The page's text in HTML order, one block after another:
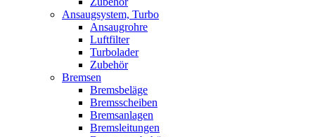
Ansaugsystem, Turbo
Ansaugrohre
Luftfilter
Turbolader
Zubehör
Bremsen
Bremsbeläge
Bremsscheiben
Bremsanlagen
Bremsleitungen